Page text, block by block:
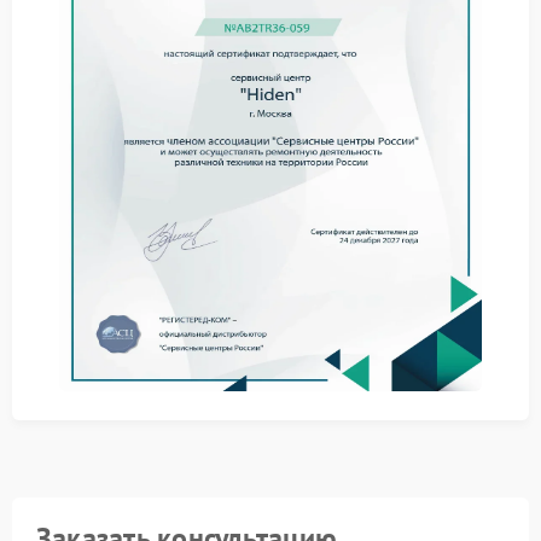
сети, хотя кабель отключен.
Бесперебойник Hiden, не способный
переключиться на батарею, не выполняет защитную
функцию. Даже кратковременный разрыв подачи
энергии способен привести к потере данных или
повреждению чувствительных компонентов
Как мастера выявляют причину
отказа переключения
Специалисты последовательно локализуют участок,
где нарушается логика перехода на аккумулятор.
Сначала фиксируют реакцию устройства на
имитацию отключения сети. Далее оценивают